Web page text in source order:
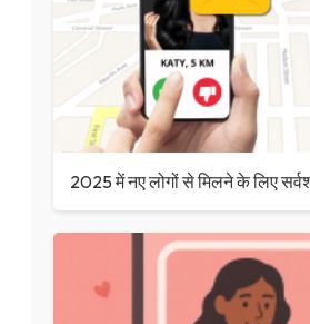
2025 में नए लोगों से मिलने के लिए